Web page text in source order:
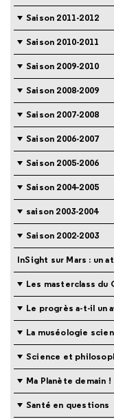
Saison 2011-2012
Saison 2010-2011
Saison 2009-2010
Saison 2008-2009
Saison 2007-2008
Saison 2006-2007
Saison 2005-2006
Saison 2004-2005
saison 2003-2004
Saison 2002-2003
InSight sur Mars : un
Les masterclass du
Le progrès a-t-il un
La muséologie
Science et
Ma Planète demain !
Santé en questions